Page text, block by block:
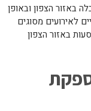
באזור הצפון ובאופן
לאירועים מסוגים
באזור הצפון